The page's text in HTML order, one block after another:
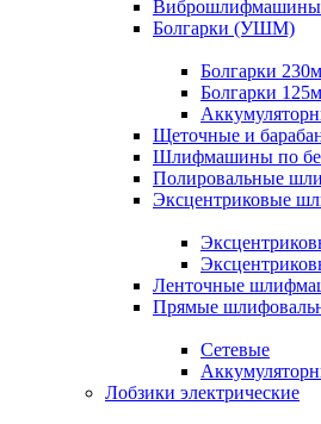
Виброшлифмашины
Болгарки (УШМ)
Болгарки
Болгарки
Щеточные и
Шлифмашины по
Полировальные
Эксцентриковые
Ленточные
Прямые
Сетевые
Лобзики электрические